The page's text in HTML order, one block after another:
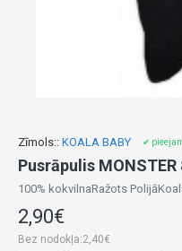
Zīmols:: KOALA BABY ✔
Pusrāpulis
100% kokvilnaRažots
2,90€
Bez nodokļa:2,40€